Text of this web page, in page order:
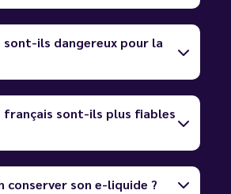
sont-ils dangereux pour la
français sont-ils plus fiables
conserver son e-liquide ?